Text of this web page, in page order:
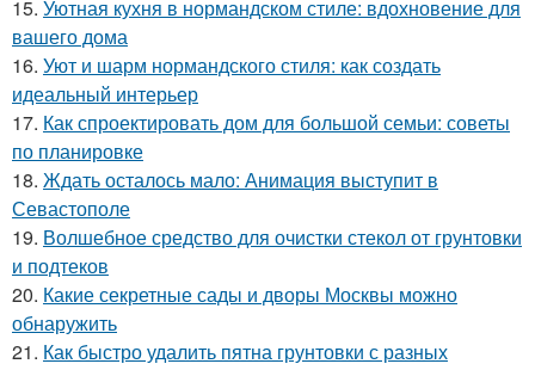
15. Уютная кухня в нормандском стиле: вдохновение для
вашего дома
16. Уют и шарм нормандского стиля: как создать
идеальный интерьер
17. Как спроектировать дом для большой семьи: советы
по планировке
18. Ждать осталось мало: Анимация выступит в
Севастополе
19. Волшебное средство для очистки стекол от грунтовки
и подтеков
20. Какие секретные сады и дворы Москвы можно
обнаружить
21. Как быстро удалить пятна грунтовки с разных